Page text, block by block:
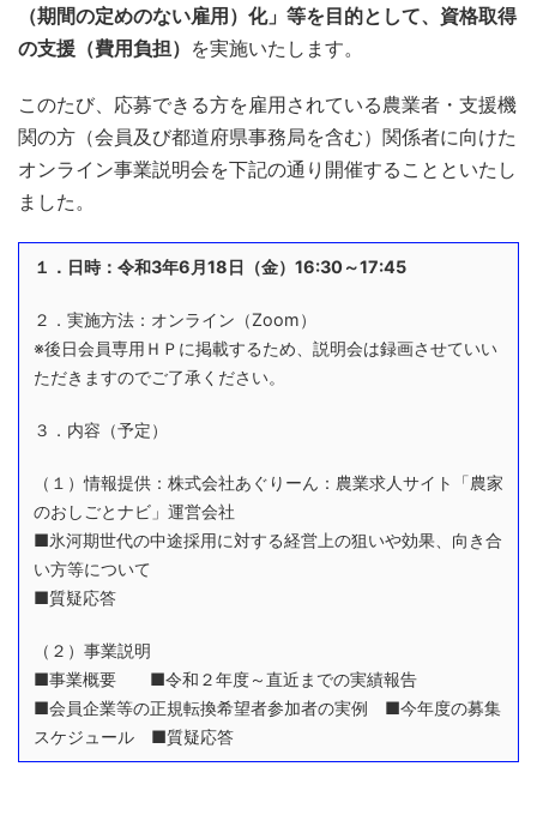
（期間の定めのない雇用）化」等を目的として、 資格取得
の支援（費用負担） を実施いたします。
このたび、応募できる方を雇用されている農業者・支援機
関の方（会員及び都道府県事務局を含む）関係者に向けた
オンライン事業説明会を下記の通り開催することといたし
ました。
１．日時：令和3年6月18日（金）16:30～17:45
２．実施方法：オンライン（Zoom）
※後日会員専用ＨＰに掲載するため、説明会は録画させていい
ただきますのでご了承ください。
３．内容（予定）
（１）情報提供：株式会社あぐりーん：農業求人サイト「農家
のおしごとナビ」運営会社
■氷河期世代の中途採用に対する経営上の狙いや効果、向き合
い方等について
■質疑応答
（２）事業説明
■事業概要 ■令和２年度～直近までの実績報告
■会員企業等の正規転換希望者参加者の実例 ■今年度の募集
スケジュール ■質疑応答